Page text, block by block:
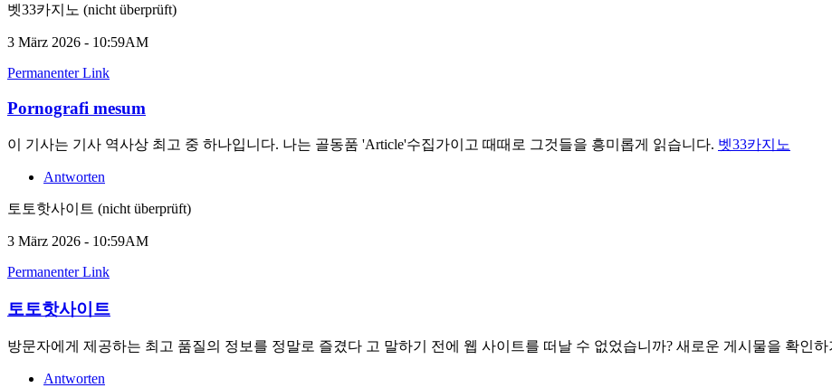
벳33카지노 (nicht überprüft)
3 März 2026 - 10:59AM
Permanenter Link
Pornografi mesum
이 기사는 기사 역사상 최고 중 하나입니다. 나는 골동품 'Article'수집가이고 때때로 그것들을 흥미롭게 읽습니다. 벳33카지노
Antworten
토토핫사이트 (nicht überprüft)
3 März 2026 - 10:59AM
Permanenter Link
토토핫사이트
방문자에게 제공하는 최고 품질의 정보를 정말로 즐겼다 ​​고 말하기 전에 웹 사이트를 떠날 수 없었습니까? 새로운 게시물을 확인
Antworten